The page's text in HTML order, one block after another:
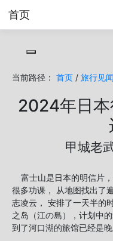
首页
当前路径： 首页 / 旅行见闻
2024年日
甲城老
富士山是日本的明信片
很多功课， 从地图找出了
志凌云， 安排了一天半的
之岛（江の島），计划中
到了河口湖的旅馆已经是晚